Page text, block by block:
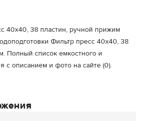
40х40, 38 пластин, ручной прижим
Фильтр пресс 40х40, 38
Полный список емкостного и
с описанием и фото на сайте (0).